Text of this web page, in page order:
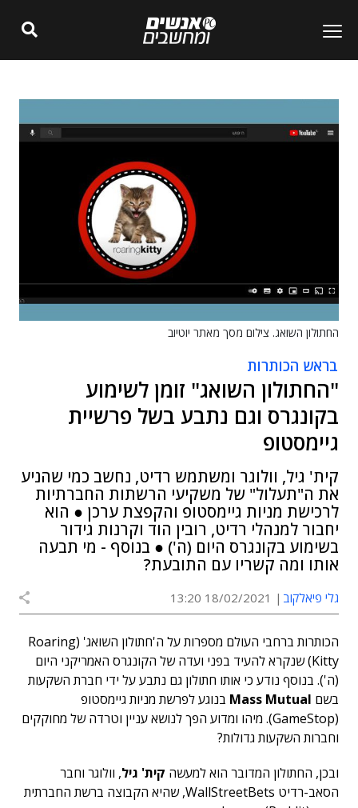
החתולון השואג. צילום מסך מאתר יוטיוב
בראש הכותרות
"החתולון השואג" זומן לשימוע
בקונגרס וגם נתבע בשל פרשיית
גיימסטופ
קית' גיל, וולוגר ומשתמש רדיט, נחשב כמי שהניע
את ה"תעלול" של משקיעי הרשתות החברתיות
לרכישת מניות גיימסטופ והקפצת ערכן ● הוא
יחבור למנהלי רדיט, רובין הוד וקרנות גידור
בשימוע בקונגרס היום (ה') ● בנוסף - מי תבעה
אותו ומה קשריו עם התובעת?
גלי פיאלקוב 18/02/2021 13:20
הכותרות ברחבי העולם מספרות על ה'חתולון השואג' (Roaring
Kitty) שנקרא להעיד בפני ועדה של הקונגרס האמריקני היום
(ה'). בנוסף נודע כי אותו חתולון גם נתבע על ידי חברת השקעות
בשם Mass Mutual בנוגע לפרשת מניות גיימסטופ
(GameStop). מיהו ומדוע הפך לנושא עניין וטרדה של מחוקקים
וחברות השקעות גדולות?
ובכן, החתולון המדובר הוא למעשה קית' גיל, וולוגר וחבר
הסאב-רדיט WallStreetBets, שהיא הקבוצה ברשת החברתית